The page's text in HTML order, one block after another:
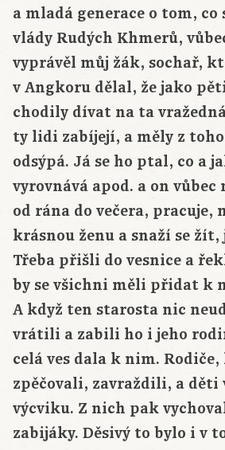
a mladá generace o tom, co
vlády Rudých Khmerů,
vyprávěl můj žák, sochař,
v Angkoru dělal, že jako
chodily dívat na ta
ty lidi zabíjejí, a měly z
odsýpá. Já se ho ptal, co a
vyrovnává apod. a on vůbec
od rána do večera, pracuje,
krásnou ženu a snaží se
Třeba přišli do vesnice a
by se všichni měli přidat k
A když ten starosta nic
vrátili a zabili ho i jeho
celá ves dala k nim.
zpěčovali, zavraždili, a děti
výcviku. Z nich pak
zabijáky. Děsivý to bylo i v